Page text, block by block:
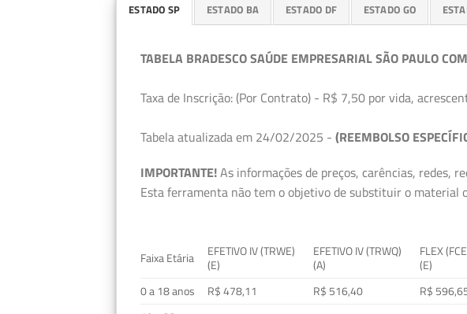
ESTADO SP ESTADO BA ESTADO DF ESTADO GO
TABELA BRADESCO SAÚDE EMPRESARIAL SÃO PAULO
Taxa de Inscrição: (Por Contrato) - R$ 7,50 por vida,
Tabela atualizada em 24/02/2025 - (REEMBOLSO
IMPORTANTE!As informações de preços, carências, redes,
Esta ferramenta não tem o objetivo de substituir o material
Faixa Etária
EFETIVO IV (TRWE)
(E)
EFETIVO IV (TRWQ)
(A)
FLEX
(E)
0 a 18 anos
R$ 478,11 R$ 516,40 R$